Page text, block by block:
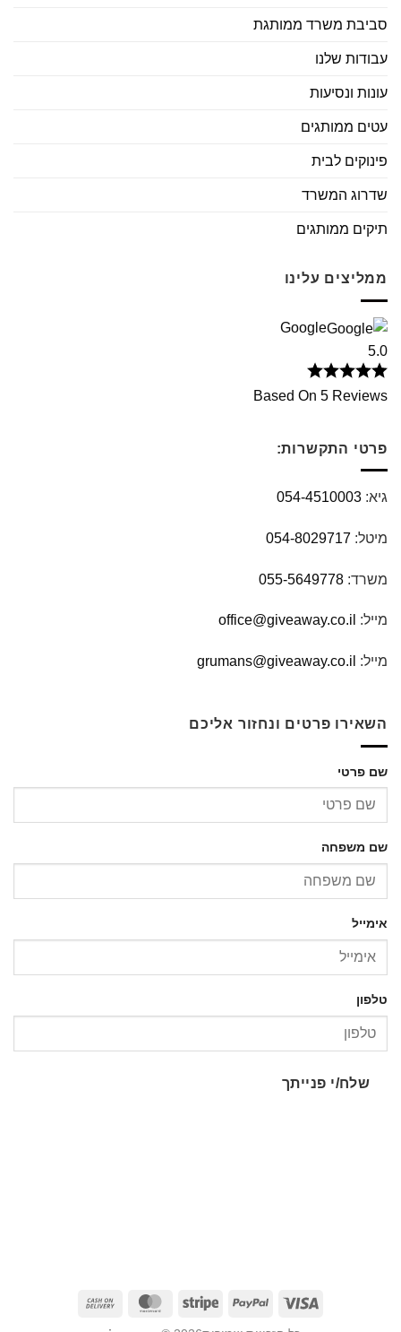
סביבת משרד ממותגת
עבודות שלנו
עונות ונסיעות
עטים ממותגים
פינוקים לבית
שדרוג המשרד
תיקים ממותגים
ממליצים עלינו
Google
5.0
Based On 5 Reviews
פרטי התקשרות:
גיא: 054-4510003
מיטל: 054-8029717
משרד: 055-5649778
מייל: office@giveaway.co.il
מייל: grumans@giveaway.co.il
השאירו פרטים ונחזור אליכם
שם פרטי
שם משפחה
אימייל
טלפון
שלח/י פנייתך